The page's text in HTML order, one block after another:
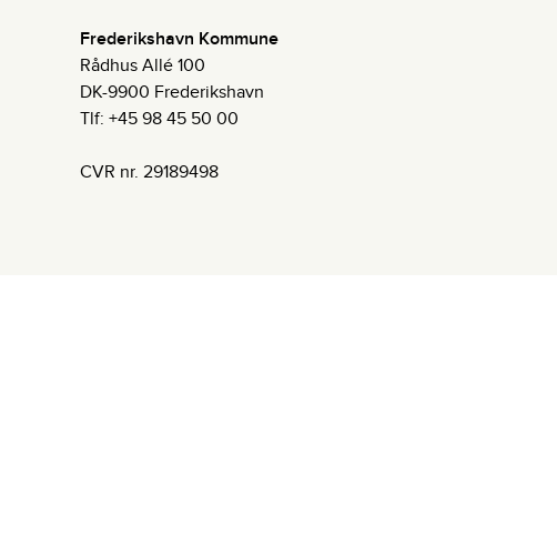
Frederikshavn Kommune
Rådhus Allé 100
DK-9900 Frederikshavn
Tlf: +45 98 45 50 00
CVR nr. 29189498